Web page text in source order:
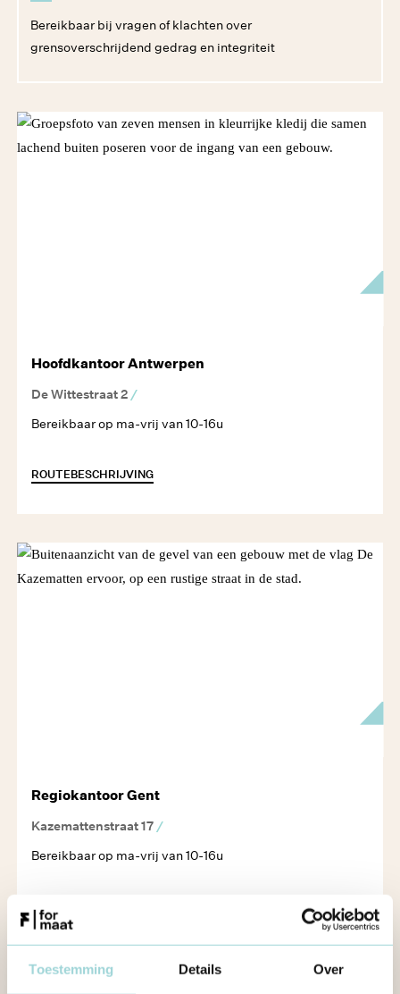
Toestemming Details Over
Bereikbaar bij vragen of klachten over
grensoverschrijdend gedrag en integriteit
Hoofdkantoor Antwerpen
De Wittestraat 2 /
Bereikbaar op ma-vrij van 10-16u
ROUTEBESCHRIJVING
Regiokantoor Gent
Kazemattenstraat 17 /
Bereikbaar op ma-vrij van 10-16u